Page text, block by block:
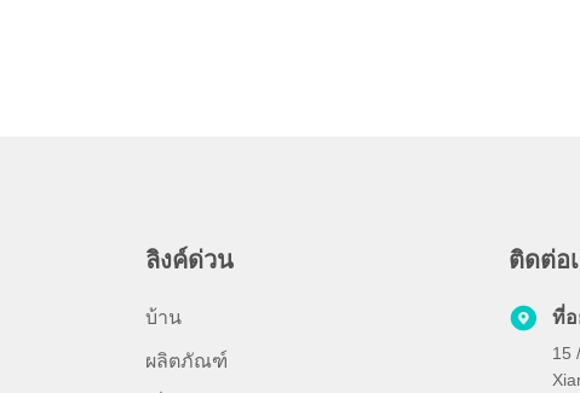
ลิงค์ด่วน
บ้าน
ผลิตภัณฑ์
ติดต่อ
ที่อ
15